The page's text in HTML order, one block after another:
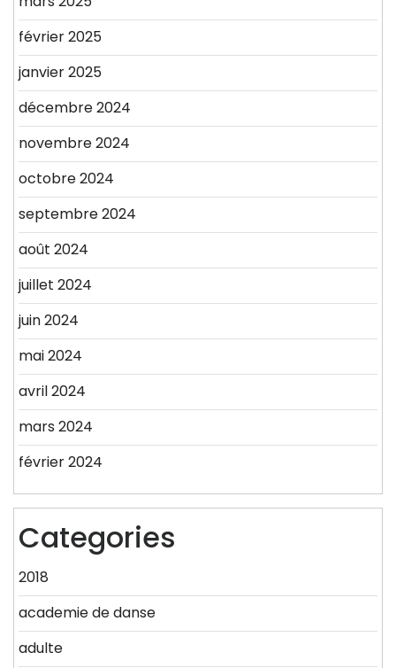
février 2025
janvier 2025
décembre 2024
novembre 2024
octobre 2024
septembre 2024
août 2024
juillet 2024
juin 2024
mai 2024
avril 2024
mars 2024
février 2024
Categories
2018
academie de danse
adulte